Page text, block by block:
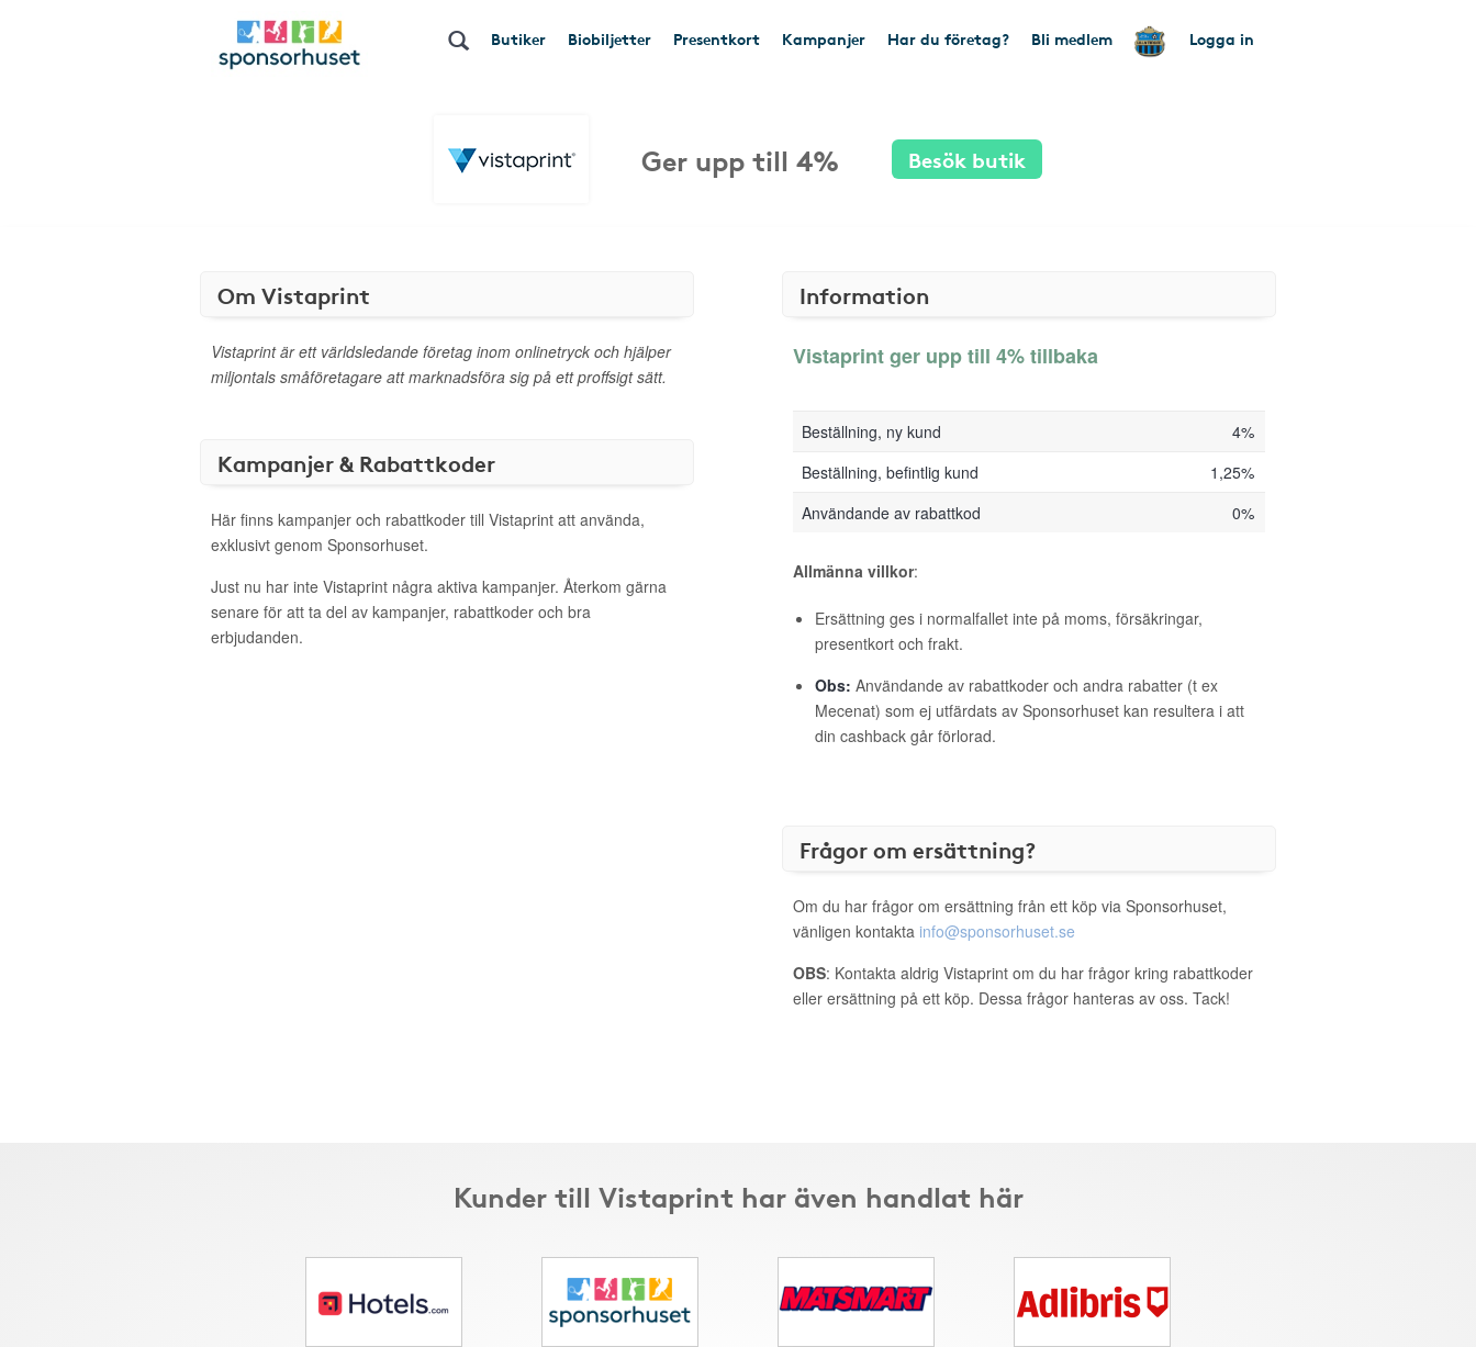
Butiker Biobiljetter Presentkort Kampanjer Har du företag? Bli medlem Logga in
Ger upp till 4% Besök butik
Om Vistaprint
Vistaprint är ett världsledande företag inom onlinetryck och hjälper
miljontals småföretagare att marknadsföra sig på ett proffsigt sätt.
Kampanjer & Rabattkoder
Här finns kampanjer och rabattkoder till Vistaprint att använda,
exklusivt genom Sponsorhuset.
Just nu har inte Vistaprint några aktiva kampanjer. Återkom gärna
senare för att ta del av kampanjer, rabattkoder och bra
erbjudanden.
Information
Vistaprint ger upp till 4% tillbaka
Beställning, ny kund
4%
Beställning, befintlig kund
1,25%
Användande av rabattkod
0%
Allmänna villkor:
Ersättning ges i normalfallet inte på moms, försäkringar,
presentkort och frakt.
Obs: Användande av rabattkoder och andra rabatter (t ex
Mecenat) som ej utfärdats av Sponsorhuset kan resultera i att
din cashback går förlorad.
Frågor om ersättning?
Om du har frågor om ersättning från ett köp via Sponsorhuset,
vänligen kontakta info@sponsorhuset.se
OBS: Kontakta aldrig Vistaprint om du har frågor kring rabattkoder
eller ersättning på ett köp. Dessa frågor hanteras av oss. Tack!
Kunder till Vistaprint har även handlat här